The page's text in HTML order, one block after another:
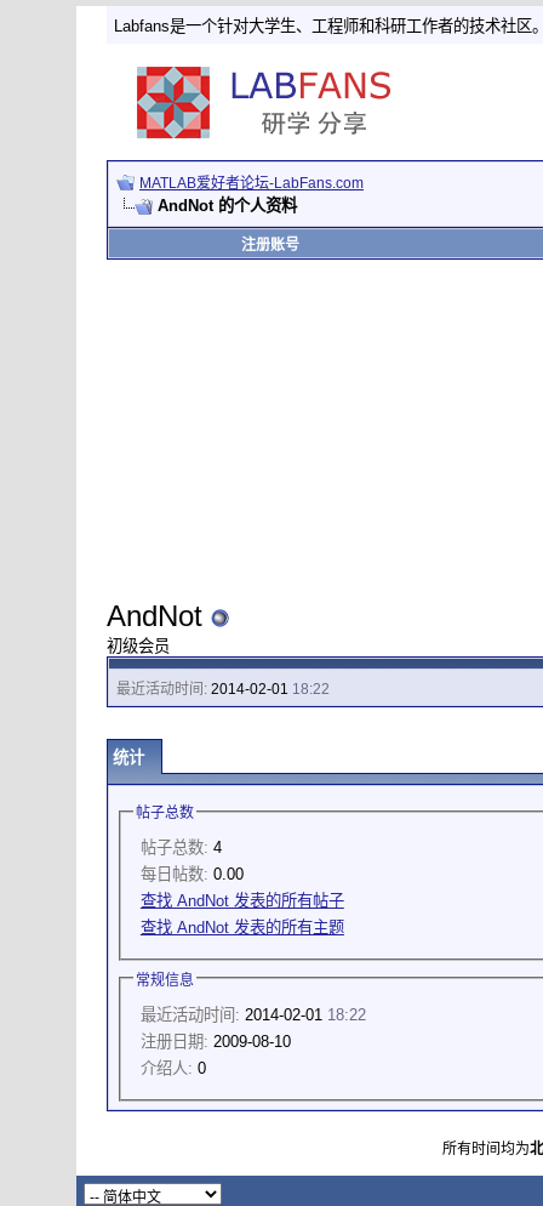
Labfans是一个针对大学生、工程师和科研工作者的技术社区
MATLAB爱好者论坛-LabFans.com
AndNot 的个人资料
注册账号
AndNot
初级会员
最近活动时间:2014-02-01 18:22
统计
帖子总数
帖子总数: 4
每日帖数: 0.00
查找 AndNot 发表的所有帖子
查找 AndNot 发表的所有主题
常规信息
最近活动时间: 2014-02-01 18:22
注册日期: 2009-08-10
介绍人: 0
所有时间均为